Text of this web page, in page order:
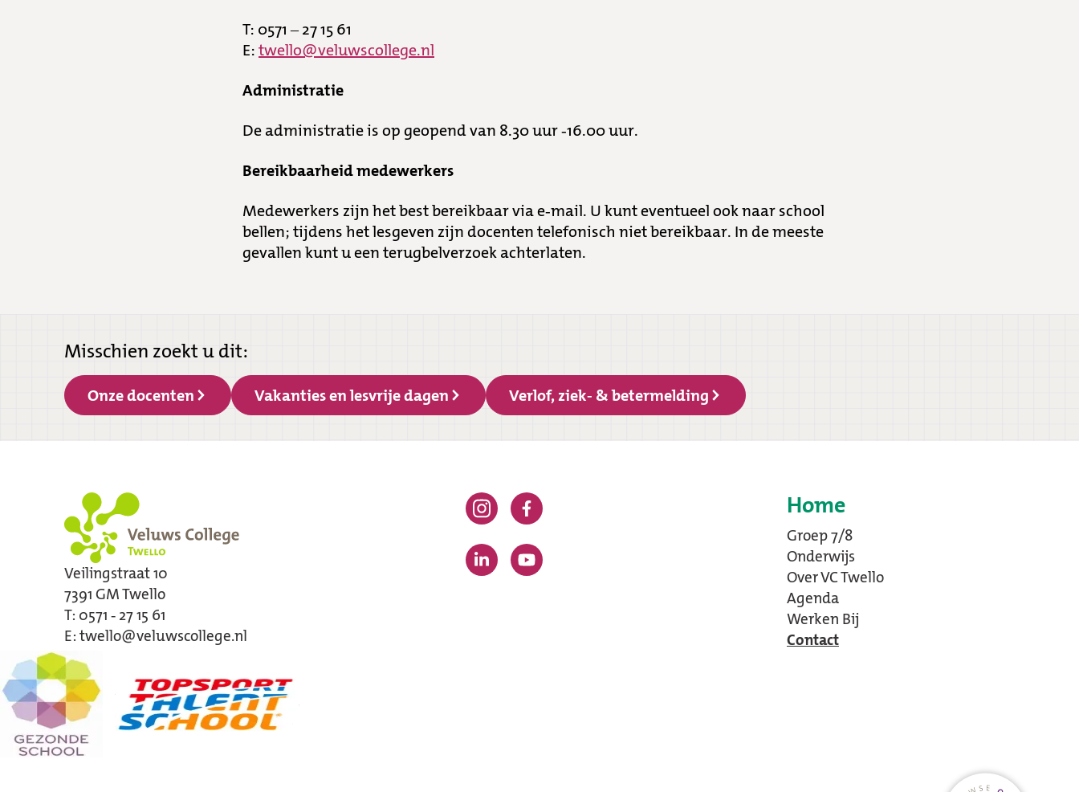
T: 0571 – 27 15 61
E:twello@veluwscollege.nl
Administratie
De administratie is op geopend van 8.30 uur -16.00 uur.
Bereikbaarheid medewerkers
Medewerkers zijn het best bereikbaar via e-mail. U kunt eventueel ook naar school
bellen; tijdens het lesgeven zijn docenten telefonisch niet bereikbaar. In de meeste
gevallen kunt u een terugbelverzoek achterlaten.
Misschien zoekt u dit:
Onze docenten Vakanties en lesvrije dagen Verlof, ziek- & betermelding
Veilingstraat 10
7391 GMTwello
T: 0571 - 27 15 61
E: twello@veluwscollege.nl
Home
Groep 7/8
Onderwijs
Over VC Twello
Agenda
Werken Bij
Contact